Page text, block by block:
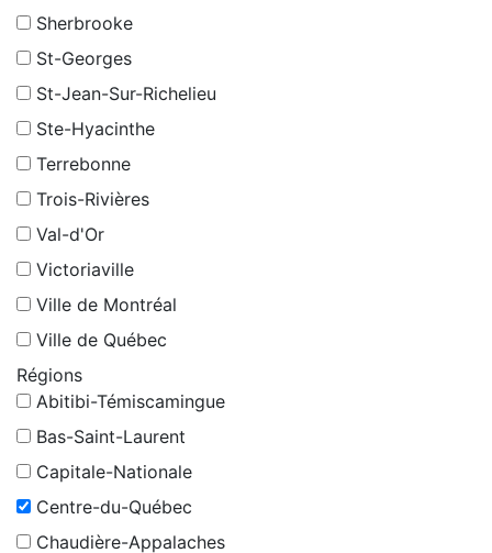
Sherbrooke
St-Georges
St-Jean-Sur-Richelieu
Ste-Hyacinthe
Terrebonne
Trois-Rivières
Val-d'Or
Victoriaville
Ville de Montréal
Ville de Québec
Régions
Abitibi-Témiscamingue
Bas-Saint-Laurent
Capitale-Nationale
Centre-du-Québec
Chaudière-Appalaches